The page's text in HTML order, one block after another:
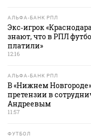
АЛЬФА-БАНК РПЛ
Экс‑игрок
знают, что в РПЛ
платили»
12:16
АЛЬФА-БАНК РПЛ
В «Нижнем
претензии в
Андреевым
11:57
ФУТБОЛ